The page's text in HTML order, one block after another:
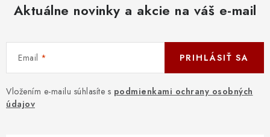
Aktuálne novinky a akcie na váš e-mail
Email
Vložením e-mailu súhlasíte s podmienkami ochrany osobných
údajov
PRIHLÁSIŤ SA